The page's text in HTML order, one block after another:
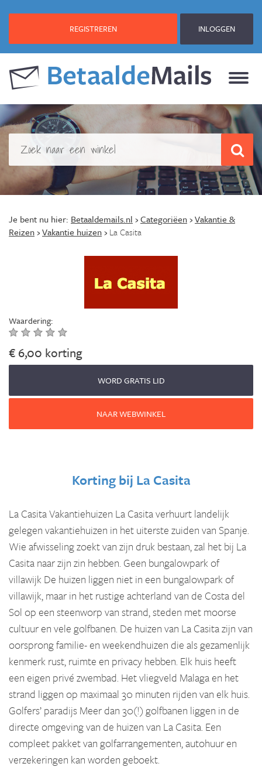
REGISTREREN INLOGGEN
Je bent nu hier: Betaaldemails.nl ›Categoriëen›Vakantie &
Reizen›Vakantie huizen› La Casita
Waardering:
€ 6,00 korting
WORD GRATIS LID
NAAR WEBWINKEL
Korting bij La Casita
La Casita Vakantiehuizen La Casita verhuurt landelijk
gelegen vakantiehuizen in het uiterste zuiden van Spanje.
Wie afwisseling zoekt van zijn druk bestaan, zal het bij La
Casita naar zijn zin hebben. Geen bungalowpark of
villawijk De huizen liggen niet in een bungalowpark of
villawijk, maar in het rustige achterland van de Costa del
Sol op een steenworp van strand, steden met moorse
cultuur en vele golfbanen. De huizen van La Casita zijn van
oorsprong familie- en weekendhuizen die als gezamenlijk
kenmerk rust, ruimte en privacy hebben. Elk huis heeft
een eigen privé zwembad. Het vliegveld Malaga en het
strand liggen op maximaal 30 minuten rijden van elk huis.
Golfers’ paradijs Meer dan 30(!) golfbanen liggen in de
directe omgeving van de huizen van La Casita. Een
compleet pakket van golfarrangementen, autohuur en
verzekeringen kan worden geboekt.